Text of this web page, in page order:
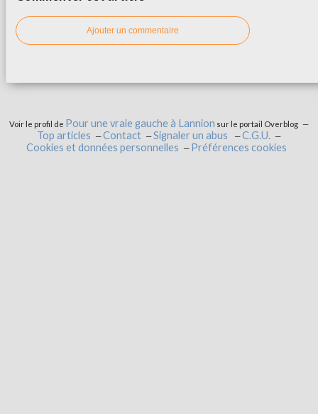
Ajouter un commentaire
Voir le profil de Pour une vraie gauche à Lannion sur le portail Overblog
Top articles Contact Signaler un abus
C.G.U.
Cookies et données personnelles
Préférences cookies